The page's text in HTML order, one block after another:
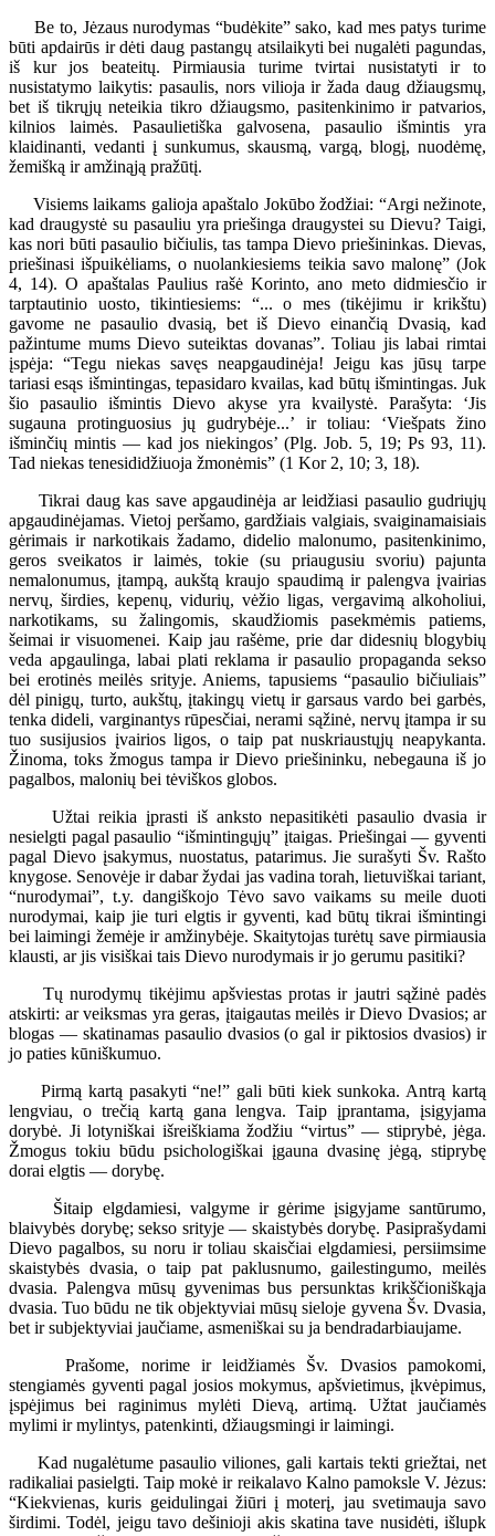
Be to, Jėzaus nurodymas “budėkite” sako, kad mes patys turime
būti apdairūs ir dėti daug pastangų atsilaikyti bei nugalėti pagundas,
iš kur jos beateitų. Pirmiausia turime tvirtai nusistatyti ir to
nusistatymo laikytis: pasaulis, nors vilioja ir žada daug džiaugsmų,
bet iš tikrųjų neteikia tikro džiaugsmo, pasitenkinimo ir patvarios,
kilnios laimės. Pasaulietiška galvosena, pasaulio išmintis yra
klaidinanti, vedanti į sunkumus, skausmą, vargą, blogį, nuodėmę,
žemišką ir amžinąją pražūtį.
Visiems laikams galioja apaštalo Jokūbo žodžiai: “Argi nežinote,
kad draugystė su pasauliu yra priešinga draugystei su Dievu? Taigi,
kas nori būti pasaulio bičiulis, tas tampa Dievo priešininkas. Dievas,
priešinasi išpuikėliams, o nuolankiesiems teikia savo malonę” (Jok
4, 14). O apaštalas Paulius rašė Korinto, ano meto didmiesčio ir
tarptautinio uosto, tikintiesiems: “... o mes (tikėjimu ir krikštu)
gavome ne pasaulio dvasią, bet iš Dievo einančią Dvasią, kad
pažintume mums Dievo suteiktas dovanas”. Toliau jis labai rimtai
įspėja: “Tegu niekas savęs neapgaudinėja! Jeigu kas jūsų tarpe
tariasi esąs išmintingas, tepasidaro kvailas, kad būtų išmintingas. Juk
šio pasaulio išmintis Dievo akyse yra kvailystė. Parašyta: ‘Jis
sugauna protinguosius jų gudrybėje...’ ir toliau: ‘Viešpats žino
išminčių mintis — kad jos niekingos’ (Plg. Job. 5, 19; Ps 93, 11).
Tad niekas tenesididžiuoja žmonėmis” (1 Kor 2, 10; 3, 18).
Tikrai daug kas save apgaudinėja ar leidžiasi pasaulio gudriųjų
apgaudinėjamas. Vietoj peršamo, gardžiais valgiais, svaiginamaisiais
gėrimais ir narkotikais žadamo, didelio malonumo, pasitenkinimo,
geros sveikatos ir laimės, tokie (su priaugusiu svoriu) pajunta
nemalonumus, įtampą, aukštą kraujo spaudimą ir palengva įvairias
nervų, širdies, kepenų, vidurių, vėžio ligas, vergavimą alkoholiui,
narkotikams, su žalingomis, skaudžiomis pasekmėmis patiems,
šeimai ir visuomenei. Kaip jau rašėme, prie dar didesnių blogybių
veda apgaulinga, labai plati reklama ir pasaulio propaganda sekso
bei erotinės meilės srityje. Aniems, tapusiems “pasaulio bičiuliais”
dėl pinigų, turto, aukštų, įtakingų vietų ir garsaus vardo bei garbės,
tenka dideli, varginantys rūpesčiai, nerami sąžinė, nervų įtampa ir su
tuo susijusios įvairios ligos, o taip pat nuskriaustųjų neapykanta.
Žinoma, toks žmogus tampa ir Dievo priešininku, nebegauna iš jo
pagalbos, malonių bei tėviškos globos.
Užtai reikia įprasti iš anksto nepasitikėti pasaulio dvasia ir
nesielgti pagal pasaulio “išmintingųjų” įtaigas. Priešingai — gyventi
pagal Dievo įsakymus, nuostatus, patarimus. Jie surašyti Šv. Rašto
knygose. Senovėje ir dabar žydai jas vadina torah, lietuviškai tariant,
“nurodymai”, t.y. dangiškojo Tėvo savo vaikams su meile duoti
nurodymai, kaip jie turi elgtis ir gyventi, kad būtų tikrai išmintingi
bei laimingi žemėje ir amžinybėje. Skaitytojas turėtų save pirmiausia
klausti, ar jis visiškai tais Dievo nurodymais ir jo gerumu pasitiki?
Tų nurodymų tikėjimu apšviestas protas ir jautri sąžinė padės
atskirti: ar veiksmas yra geras, įtaigautas meilės ir Dievo Dvasios; ar
blogas — skatinamas pasaulio dvasios (o gal ir piktosios dvasios) ir
jo paties kūniškumuo.
Pirmą kartą pasakyti “ne!” gali būti kiek sunkoka. Antrą kartą
lengviau, o trečią kartą gana lengva. Taip įprantama, įsigyjama
dorybė. Ji lotyniškai išreiškiama žodžiu “virtus” — stiprybė, jėga.
Žmogus tokiu būdu psichologiškai įgauna dvasinę jėgą, stiprybę
dorai elgtis — dorybę.
Šitaip elgdamiesi, valgyme ir gėrime įsigyjame santūrumo,
blaivybės dorybę; sekso srityje — skaistybės dorybę. Pasiprašydami
Dievo pagalbos, su noru ir toliau skaisčiai elgdamiesi, persiimsime
skaistybės dvasia, o taip pat paklusnumo, gailestingumo, meilės
dvasia. Palengva mūsų gyvenimas bus persunktas krikščioniškąja
dvasia. Tuo būdu ne tik objektyviai mūsų sieloje gyvena Šv. Dvasia,
bet ir subjektyviai jaučiame, asmeniškai su ja bendradarbiaujame.
Prašome, norime ir leidžiamės Šv. Dvasios pamokomi,
stengiamės gyventi pagal josios mokymus, apšvietimus, įkvėpimus,
įspėjimus bei raginimus mylėti Dievą, artimą. Užtat jaučiamės
mylimi ir mylintys, patenkinti, džiaugsmingi ir laimingi.
Kad nugalėtume pasaulio viliones, gali kartais tekti griežtai, net
radikaliai pasielgti. Taip mokė ir reikalavo Kalno pamoksle V. Jėzus:
“Kiekvienas, kuris geidulingai žiūri į moterį, jau svetimauja savo
širdimi. Todėl, jeigu tavo dešinioji akis skatina tave nusidėti, išlupk